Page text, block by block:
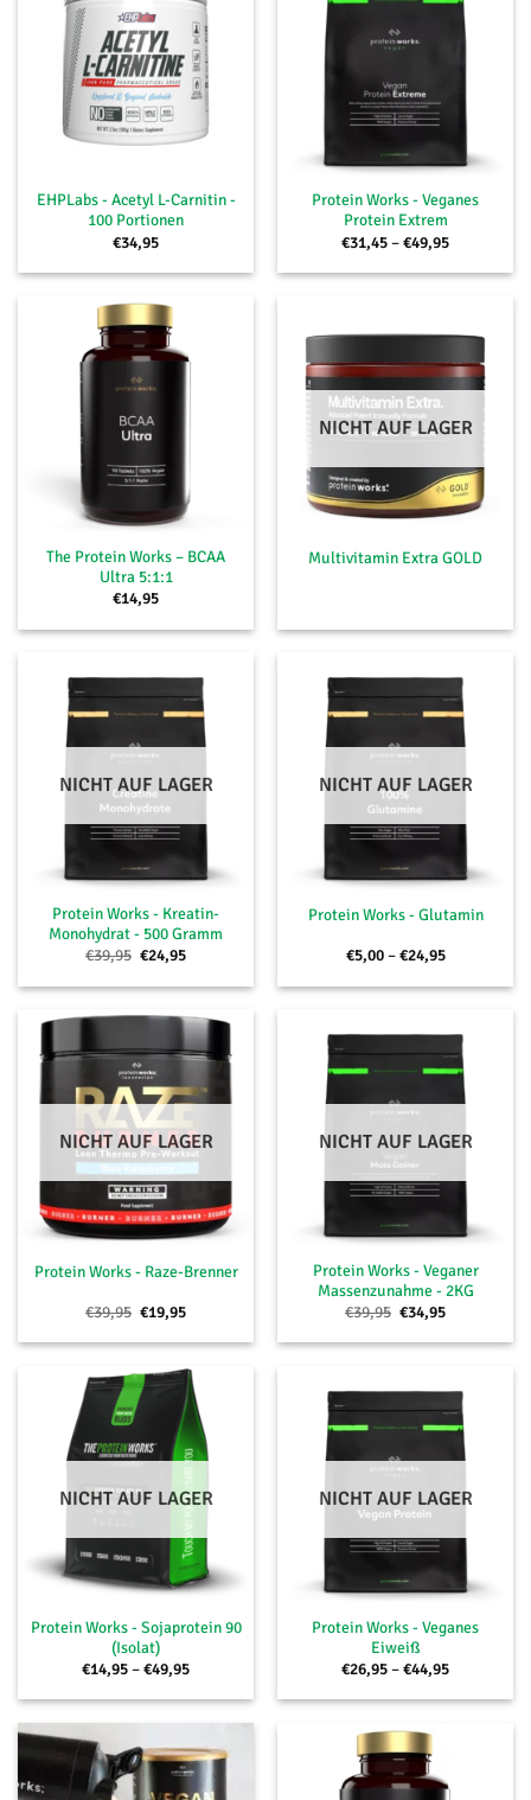
EHPLabs - Acetyl L-Carnitin -
100 Portionen
€34,95
Protein Works - Veganes
Protein Extrem
€31,45–€49,95
bis
The Protein Works – BCAA
Ultra 5:1:1
€14,95
NICHT AUF LAGER
Multivitamin Extra GOLD
NICHT AUF LAGER
Protein Works - Kreatin-
Monohydrat - 500 Gramm
€39,95 Ursprünglicher
Preis
war:
€24,95Aktueller
ist:
NICHT AUF LAGER
Protein Works - Glutamin
€5,00 –€24,95
bis
NICHT AUF LAGER
Protein Works - Raze-Brenner
€39,95 Ursprünglicher
Preis
war:
€19,95Aktueller
ist:
NICHT AUF LAGER
Protein Works - Veganer
Massenzunahme - 2KG
€39,95 Ursprünglicher
Preis
war:
€34,95Aktueller
ist:
NICHT AUF LAGER
Protein Works - Sojaprotein 90
(Isolat)
€14,95–€49,95Preisspanne:
bis
NICHT AUF LAGER
Protein Works - Veganes
Eiweiß
€26,95–€44,95
bis